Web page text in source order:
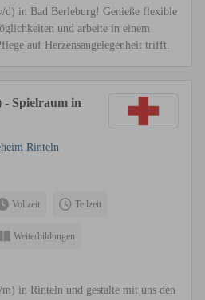
d) in Bad Berleburg! Genieße flexible
und arbeite in einem
auf Herzensangelegenheit trifft.
- Spielraum in
Rinteln
Vollzeit Teilzeit
Weiterbildungen
in Rinteln und gestalte mit uns den